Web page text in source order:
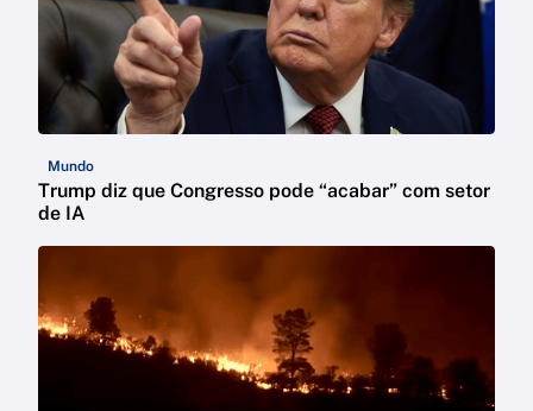
Mundo
Trump diz que Congresso pode “acabar” com setor
de IA